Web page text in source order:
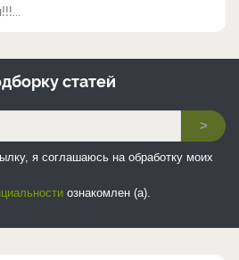
статей
>
я соглашаюсь на обработку моих
ознакомлен (а).